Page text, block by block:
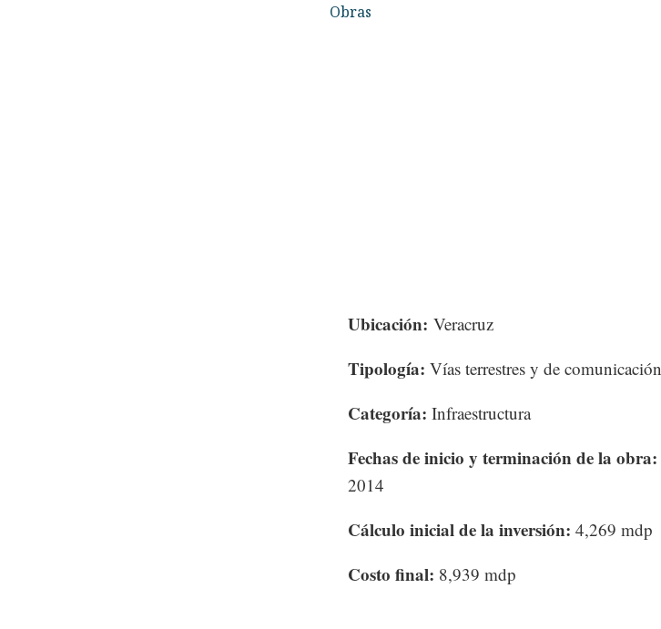
Obras
Ubicación: Veracruz
Tipología: Vías terrestres y de comunicación
Categoría: Infraestructura
Fechas de inicio y terminación de la obra:
2014
Cálculo inicial de la inversión: 4,269 mdp
Costo final: 8,939 mdp